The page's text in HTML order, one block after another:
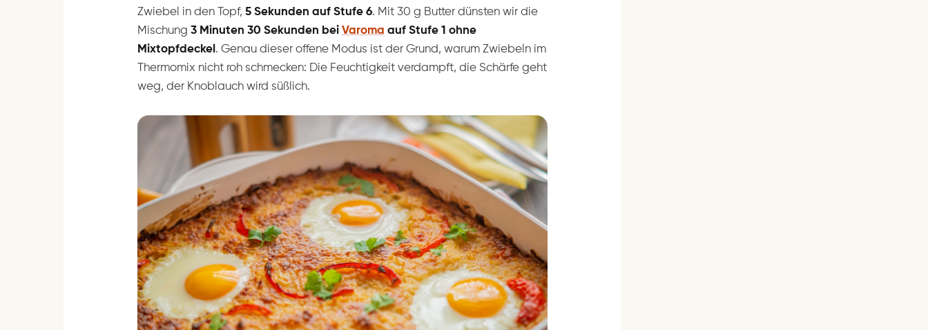
Zwiebel in den Topf, 5 Sekunden auf Stufe 6. Mit 30 g Butter dünsten wir die
Mischung 3 Minuten 30 Sekunden bei Varoma auf Stufe 1 ohne
Mixtopfdeckel . Genau dieser offene Modus ist der Grund, warum Zwiebeln im
Thermomix nicht roh schmecken: Die Feuchtigkeit verdampft, die Schärfe geht
weg, der Knoblauch wird süßlich.